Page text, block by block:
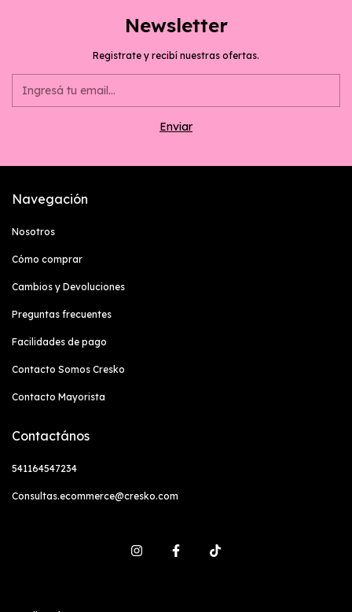
Newsletter
Registrate y recibí nuestras ofertas.
Navegación
Nosotros
Cómo comprar
Cambios y Devoluciones
Preguntas frecuentes
Facilidades de pago
Contacto Somos Cresko
Contacto Mayorista
Contactános
541164547234
Consultas.ecommerce@cresko.com